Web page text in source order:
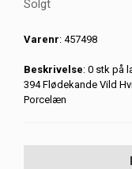
Solgt
Varenr: 457498
Beskrivelse: 0 stk på
394 Flødekande Vild
Porcelæn